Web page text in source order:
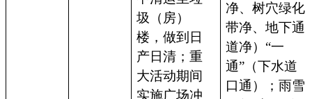
圾（房）
楼，做到日
产日清；重
大活动期间
实施广场冲
净、树穴绿化
带净、地下通
道净）“一
通”（下水道
口通）；雨雪